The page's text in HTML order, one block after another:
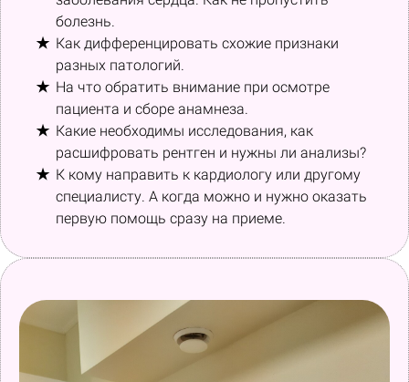
болезнь.
Как дифференцировать схожие признаки
разных патологий.
На что обратить внимание при осмотре
пациента и сборе анамнеза.
Какие необходимы исследования, как
расшифровать рентген и нужны ли анализы?
К кому направить к кардиологу или другому
специалисту. А когда можно и нужно оказать
первую помощь сразу на приеме.